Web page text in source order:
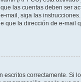
las cuentas deben ser
mail, siga las
que la dirección de e-mail
correctamente. Si